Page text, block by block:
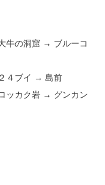
牛の洞窟 → ブルーコ
４ブイ → 島前
ッカク岩 → グンカン